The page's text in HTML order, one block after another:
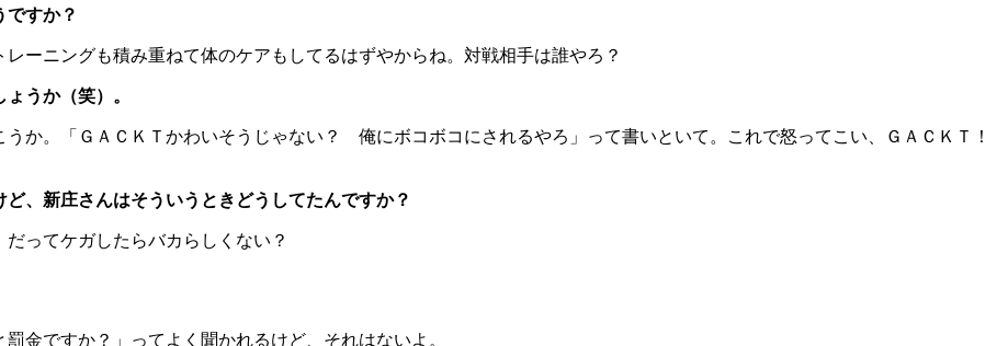
すか？
ーニングも積み重ねて体のケアもしてるはずやからね。対戦相手は誰やろ？
うか（笑）。
。「ＧＡＣＫＴかわいそうじゃない？ 俺にボコボコにされるやろ」って書いといて。これで怒ってこい、ＧＡＣＫＴ！
、新庄さんはそういうときどうしてたんですか？
ってケガしたらバカらしくない？
金ですか？」ってよく聞かれるけど、それはないよ。